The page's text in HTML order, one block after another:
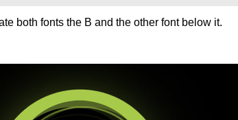
both fonts the B and the other font below it.